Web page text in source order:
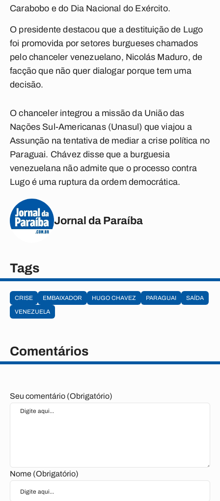
Carabobo e do Dia Nacional do Exército.
O presidente destacou que a destituição de Lugo
foi promovida por setores burgueses chamados
pelo chanceler venezuelano, Nicolás Maduro, de
facção que não quer dialogar porque tem uma
decisão.
O chanceler integrou a missão da União das
Nações Sul-Americanas (Unasul) que viajou a
Assunção na tentativa de mediar a crise política no
Paraguai. Chávez disse que a burguesia
venezuelana não admite que o processo contra
Lugo é uma ruptura da ordem democrática.
Jornal da Paraíba
Tags
CRISE EMBAIXADOR HUGO CHAVEZ PARAGUAI
SAÍDA
VENEZUELA
Comentários
Seu comentário (Obrigatório)
Nome (Obrigatório)